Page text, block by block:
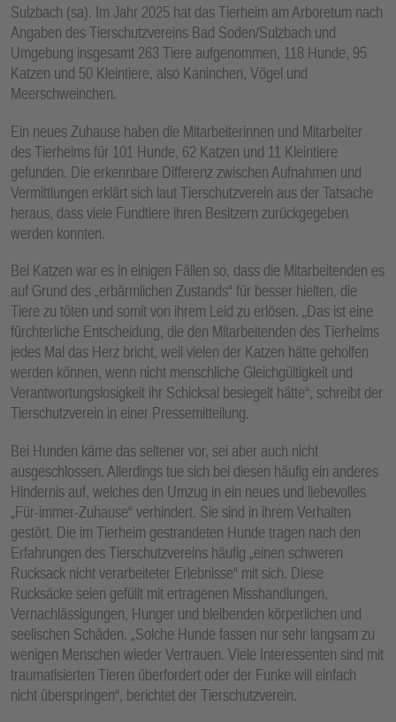
Sulzbach (sa). Im Jahr 2025 hat das Tierheim am Arboretum nach
Angaben des Tierschutzvereins Bad Soden/Sulzbach und
Umgebung insgesamt 263 Tiere aufgenommen, 118 Hunde, 95
Katzen und 50 Kleintiere, also Kaninchen, Vögel und
Meerschweinchen.
Ein neues Zuhause haben die Mitarbeiterinnen und Mitarbeiter
des Tierheims für 101 Hunde, 62 Katzen und 11 Kleintiere
gefunden. Die erkennbare Differenz zwischen Aufnahmen und
Vermittlungen erklärt sich laut Tierschutzverein aus der Tatsache
heraus, dass viele Fundtiere ihren Besitzern zurückgegeben
werden konnten.
Bei Katzen war es in einigen Fällen so, dass die Mitarbeitenden es
auf Grund des „erbärmlichen Zustands“ für besser hielten, die
Tiere zu töten und somit von ihrem Leid zu erlösen. „Das ist eine
fürchterliche Entscheidung, die den Mitarbeitenden des Tierheims
jedes Mal das Herz bricht, weil vielen der Katzen hätte geholfen
werden können, wenn nicht menschliche Gleichgültigkeit und
Verantwortungslosigkeit ihr Schicksal besiegelt hätte“, schreibt der
Tierschutzverein in einer Pressemitteilung.
Bei Hunden käme das seltener vor, sei aber auch nicht
ausgeschlossen. Allerdings tue sich bei diesen häufig ein anderes
Hindernis auf, welches den Umzug in ein neues und liebevolles
„Für-immer-Zuhause“ verhindert. Sie sind in ihrem Verhalten
gestört. Die im Tierheim gestrandeten Hunde tragen nach den
Erfahrungen des Tierschutzvereins häufig „einen schweren
Rucksack nicht verarbeiteter Erlebnisse“ mit sich. Diese
Rucksäcke seien gefüllt mit ertragenen Misshandlungen,
Vernachlässigungen, Hunger und bleibenden körperlichen und
seelischen Schäden. „Solche Hunde fassen nur sehr langsam zu
wenigen Menschen wieder Vertrauen. Viele Interessenten sind mit
traumatisierten Tieren überfordert oder der Funke will einfach
nicht überspringen“, berichtet der Tierschutzverein.